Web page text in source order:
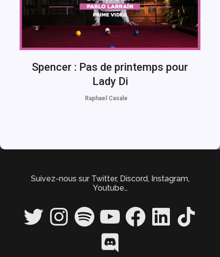
Spencer : Pas de printemps pour
Lady Di
Raphael Casale
Suivez-nous sur Twitter, Discord, Instagram,
Youtube…
Twitter InstagramSpotify YouTube FacebookLinkedIn TikTok
Discord